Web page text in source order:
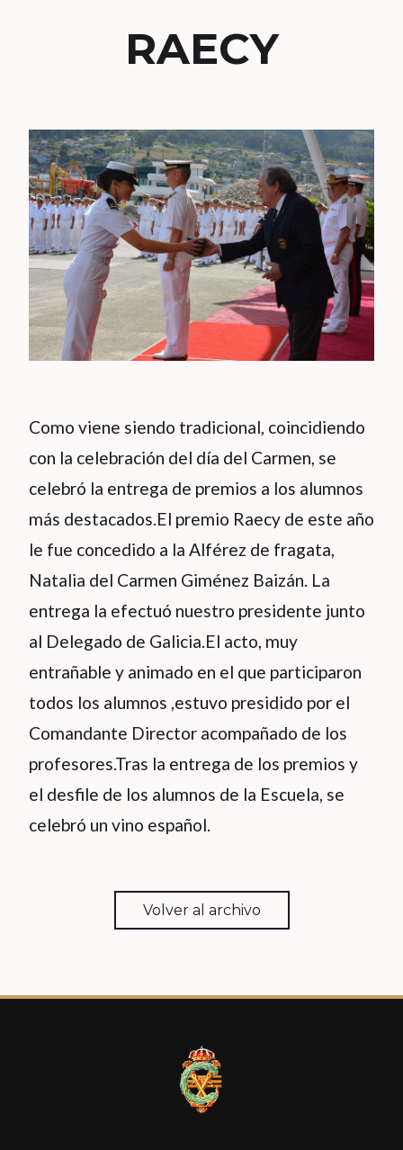
RAECY
Como viene siendo tradicional, coincidiendo
con la celebración del día del Carmen, se
celebró la entrega de premios a los alumnos
más destacados.El premio Raecy de este año
le fue concedido a la Alférez de fragata,
Natalia del Carmen Giménez Baizán. La
entrega la efectuó nuestro presidente junto
al Delegado de Galicia.El acto, muy
entrañable y animado en el que participaron
todos los alumnos ,estuvo presidido por el
Comandante Director acompañado de los
profesores.Tras la entrega de los premios y
el desfile de los alumnos de la Escuela, se
celebró un vino español.
Volver al archivo